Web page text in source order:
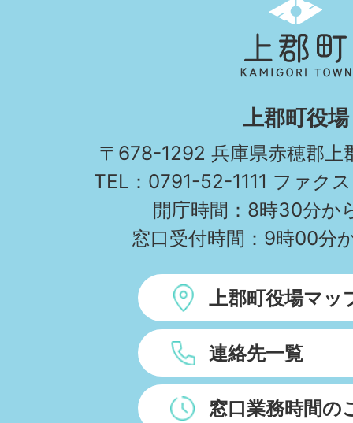
郡
町
KAMIGORI
TOWN
上郡町役場
〒678-1292 兵庫県赤穂郡上
TEL：0791-52-1111 ファク
開庁時間：8時30分か
窓口受付時間：9時00分
上郡町役場マッ
連絡先一覧
窓口業務時間の